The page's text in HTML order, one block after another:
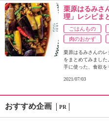
栗原はるみさ
理」レシピま
ごはんもの
肉のおかず
栗原はるみさんのレ
をまとめてみまし
手に使った、食欲を
2021/07/03
おすすめ企画 PR